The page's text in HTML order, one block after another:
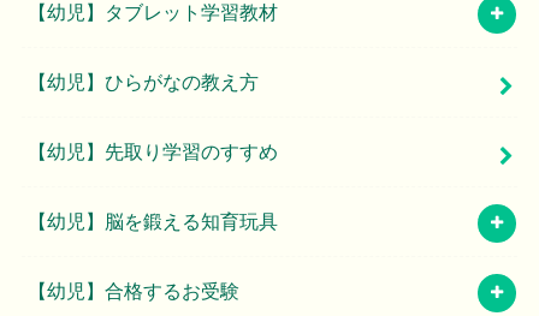
【幼児】タブレット学習教材
【幼児】ひらがなの教え方
【幼児】先取り学習のすすめ
【幼児】脳を鍛える知育玩具
【幼児】合格するお受験